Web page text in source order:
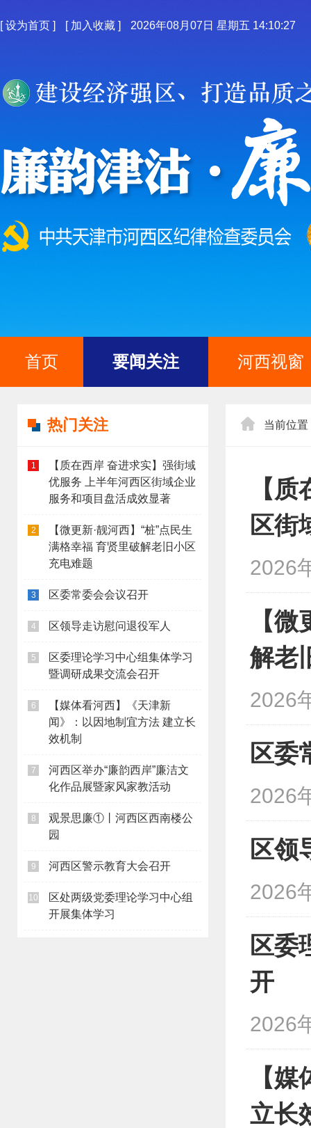
[设为首页 ] [ 加入收藏 ] 2026年08月07日 星期五 14:10:27
首页 要闻关注 河西视窗
热门关注
1
【质在西岸 奋进求实】强街域
优服务 上半年河西区街域企业
服务和项目盘活成效显著
2
【微更新·靓河西】“桩”点民生
满格幸福 育贤里破解老旧小区
充电难题
3 区委常委会会议召开
4 区领导走访慰问退役军人
5
区委理论学习中心组集体学习
暨调研成果交流会召开
6
【媒体看河西】《天津新
闻》：以因地制宜方法 建立长
效机制
7
河西区举办“廉韵西岸”廉洁文
化作品展暨家风家教活动
8
观景思廉①丨河西区西南楼公
园
9 河西区警示教育大会召开
10
区处两级党委理论学习中心组
开展集体学习
当前位置
【
区街
2026
【
解老
2026
区委
2026
区领
2026
区委
开
2026
【
立长